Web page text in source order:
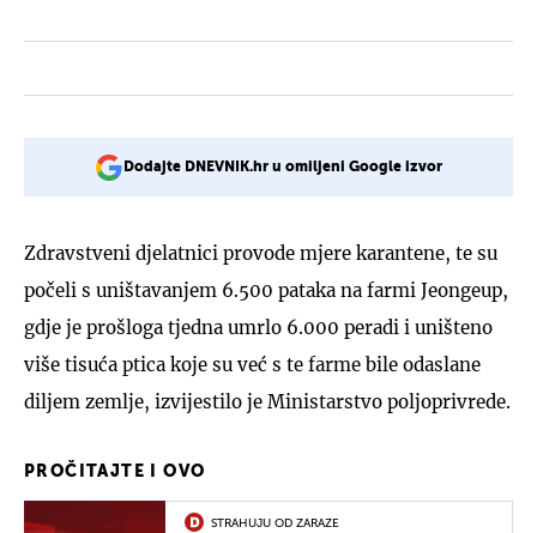
Dodajte DNEVNIK.hr u omiljeni Google izvor
Zdravstveni djelatnici provode mjere karantene, te su
počeli s uništavanjem 6.500 pataka na farmi Jeongeup,
gdje je prošloga tjedna umrlo 6.000 peradi i uništeno
više tisuća ptica koje su već s te farme bile odaslane
diljem zemlje, izvijestilo je Ministarstvo poljoprivrede.
PROČITAJTE I OVO
STRAHUJU OD ZARAZE